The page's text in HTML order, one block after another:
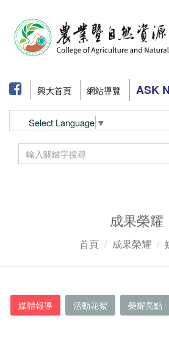
興大首頁 網站導覽 ASK
Select Language ▼
成果榮耀
首頁 成果榮耀
媒體報導 活動花絮 榮耀亮點